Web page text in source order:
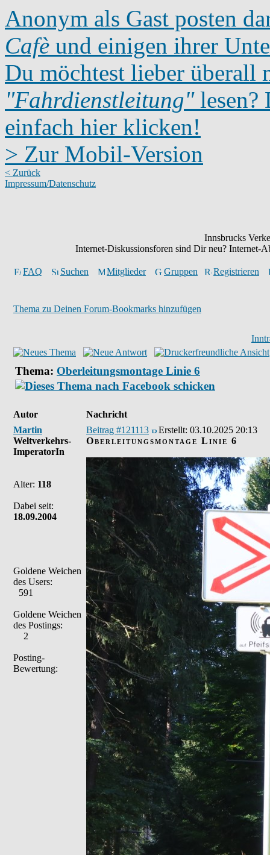
Anonym als Gast posten
Cafè und einigen ihrer
Du möchtest lieber überall
"Fahrdienstleitung"lesen?
einfach hier klicken!
> Zur Mobil-Version
< Zurück
Impressum/Datenschutz
Innsbrucks
Internet-Diskussionsforen sind Dir neu? Internet-
FAQ Suchen Mitglieder Gruppen Registrieren
Thema zu Deinen Forum-Bookmarks hinzufügen
Thema: Oberleitungsmontage Linie 6
Autor
Nachricht
Martin
Weltverkehrs-
ImperatorIn
Alter: 118
Dabei seit:
18.09.2004
Goldene Weichen
des Users:
591
Goldene Weichen
des Postings:
2
Posting-
Bewertung:
Beitrag #121113 Erstellt: 03.10.2025 20:13
Oberleitungsmontage Linie 6